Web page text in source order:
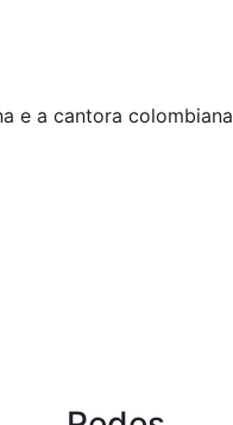
e a cantora colombiana